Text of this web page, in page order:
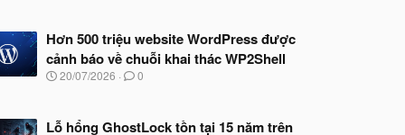
Hơn 500 triệu website WordPress được
cảnh báo về chuỗi khai thác WP2Shell
N
y
20/07/2026 0
Lỗ hổng GhostLock tồn tại 15 năm trên